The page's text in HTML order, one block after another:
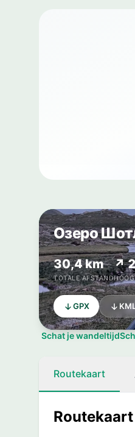
Озеро
30,4 km
TOTALE AFSTAND
↗
GPX
Schat je wandeltijd
Routekaart
Routekaart